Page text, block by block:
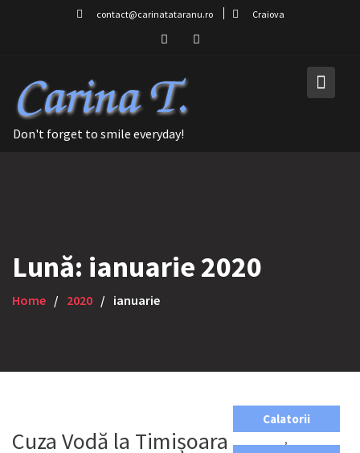
contact@carinatataranu.ro Craiova
Don't forget to smile everyday!
Lună: ianuarie 2020
Home 2020 ianuarie
Calatorii
,
Cuza Vodă la Timișoara